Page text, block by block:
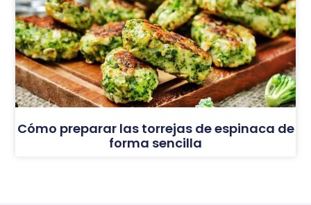
Cómo preparar las torrejas de espinaca de
forma sencilla